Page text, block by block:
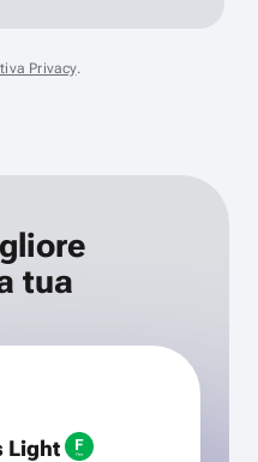
Privacy.
tua
Light